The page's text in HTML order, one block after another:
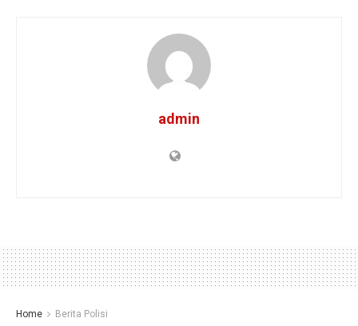
admin
Home Berita Polisi